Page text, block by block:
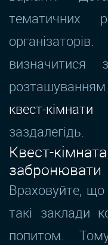
тематичних
визначитися
квест-кімнати
заздалегідь.
Квест-
забронювати
Враховуйте, що
такі заклади
попитом.